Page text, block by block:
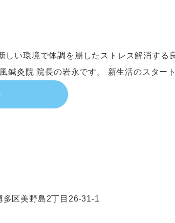
しい環境で体調を崩したストレス解消す
鍼灸院 院長の岩永です。 新生活のスター
区美野島2丁目26-31-1